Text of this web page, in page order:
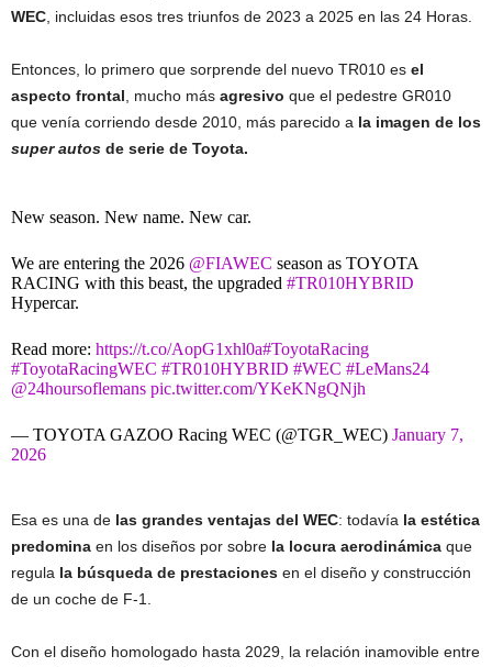
WEC , incluidas esos tres triunfos de 2023 a 2025 en las 24 Horas.
Entonces, lo primero que sorprende del nuevo TR010 es el
aspecto frontal , mucho más agresivo que el pedestre GR010
que venía corriendo desde 2010, más parecido a la imagen de los
super autos de serie de Toyota.
New season. New name. New car.
We are entering the 2026 @FIAWEC season as TOYOTA
RACING with this beast, the upgraded #TR010HYBRID
Hypercar.
Read more: https://t.co/AopG1xhl0a#ToyotaRacing
#ToyotaRacingWEC #TR010HYBRID #WEC #LeMans24
@24hoursoflemans pic.twitter.com/YKeKNgQNjh
— TOYOTA GAZOO Racing WEC (@TGR_WEC) January 7,
2026
Esa es una de las grandes ventajas del WEC: todavía la estética
predomina en los diseños por sobre la locura aerodinámica que
regula la búsqueda de prestaciones en el diseño y construcción
de un coche de F-1.
Con el diseño homologado hasta 2029, la relación inamovible entre